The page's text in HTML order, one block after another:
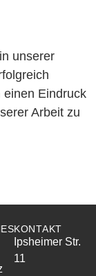
unserer
einen Eindruck
Arbeit zu
KONTAKT
Ipsheimer Str.
11